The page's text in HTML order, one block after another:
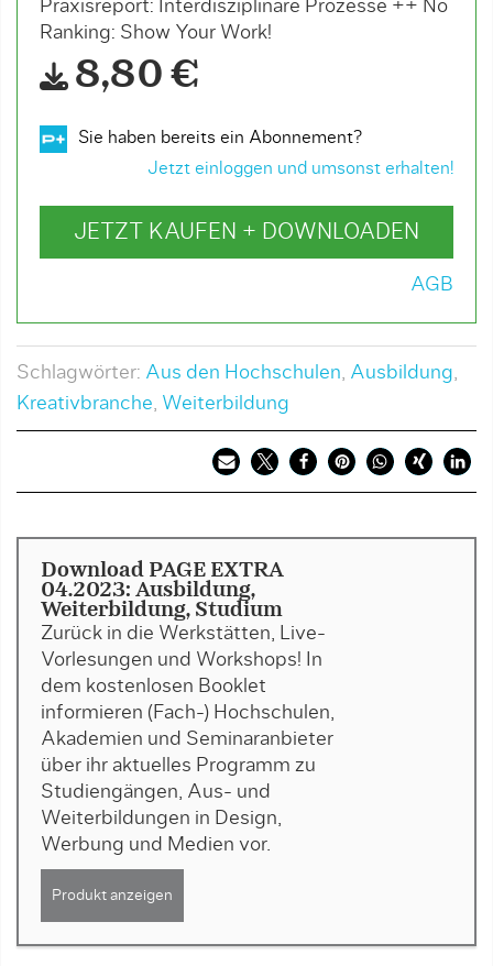
Praxisreport: Interdisziplinäre Prozesse ++ No
Ranking: Show Your Work!
8,80 €
Sie haben bereits ein Abonnement?
Jetzt einloggen und umsonst erhalten!
JETZT KAUFEN + DOWNLOADEN
AGB
Schlagwörter: Aus den Hochschulen, Ausbildung,
Kreativbranche, Weiterbildung
Download PAGE EXTRA
04.2023: Ausbildung,
Weiterbildung, Studium
Zurück in die Werkstätten, Live-
Vorlesungen und Workshops! In
dem kostenlosen Booklet
informieren (Fach-) Hochschulen,
Akademien und Seminaranbieter
über ihr aktuelles Programm zu
Studiengängen, Aus- und
Weiterbildungen in Design,
Werbung und Medien vor.
Produkt anzeigen